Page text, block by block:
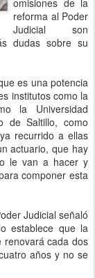
omisiones de la
reforma al Poder
Judicial son
dudas sobre su
es una potencia
institutos como la
la Universidad
de Saltillo, como
recurrido a ellas
actuario, que hay
le van a hacer y
componer esta
Judicial señaló
establece que la
renovará cada dos
años y no se